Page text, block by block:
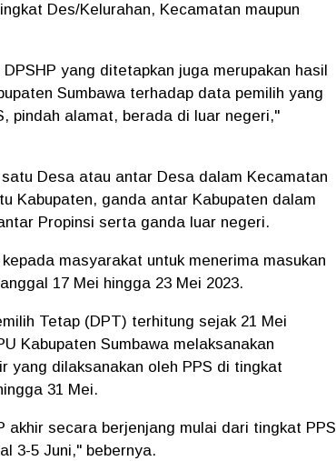
Des/Kelurahan, Kecamatan maupun
yang ditetapkan juga merupakan hasil
Sumbawa terhadap data pemilih yang
pindah alamat, berada di luar negeri,"
Desa atau antar Desa dalam Kecamatan
Kabupaten, ganda antar Kabupaten dalam
Propinsi serta ganda luar negeri.
masyarakat untuk menerima masukan
17 Mei hingga 23 Mei 2023.
Tetap (DPT) terhitung sejak 21 Mei
Kabupaten Sumbawa melaksanakan
yang dilaksanakan oleh PPS di tingkat
31 Mei.
akhir secara berjenjang mulai dari tingkat PPS
3-5 Juni," bebernya.